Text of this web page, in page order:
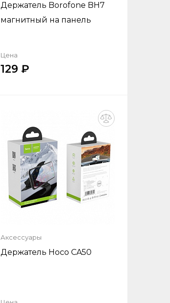
Держатель Borofone BH7
магнитный на панель
Цена
129
Добавить в корзину
Аксессуары
Держатель Hoco CA50